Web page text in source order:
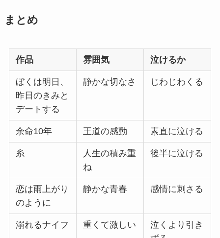
まとめ
作品 雰囲気 泣けるか
ぼくは明日、
昨日のきみと
デートする
静かな切なさ じわじわくる
余命10年 王道の感動 素直に泣ける
糸
人生の積み重
ね
後半に泣ける
恋は雨上がり
のように
静かな青春 感情に刺さる
溺れるナイフ 重くて激しい
泣くより引き